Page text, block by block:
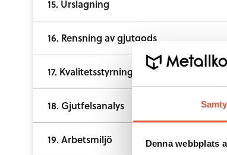
Denna webbplats
15. Urslagning
16. Rensning av gjutgods
17. Kvalitetsstyrning
18. Gjutfelsanalys
19. Arbetsmiljö